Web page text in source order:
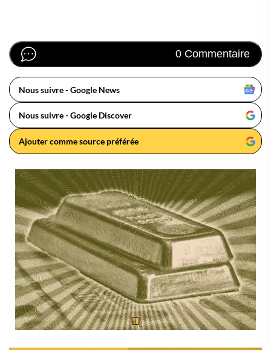
0 Commentaire
Nous suivre - Google News
Nous suivre - Google Discover
Ajouter comme source préférée